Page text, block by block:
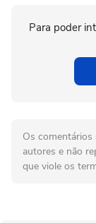
Para poder
Os comentários
autores e não
que viole os